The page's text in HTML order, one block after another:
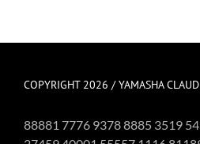
COPYRIGHT 2026 / YAMASHA
88881 7776 9378 8885 3519